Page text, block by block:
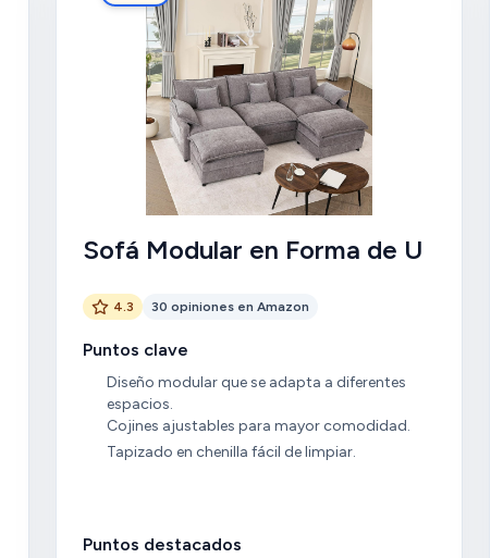
Sofá Modular en Forma de U
4.3 30 opiniones en Amazon
Puntos clave
Diseño modular que se adapta a diferentes
espacios.
Cojines ajustables para mayor comodidad.
Tapizado en chenilla fácil de limpiar.
Puntos destacados